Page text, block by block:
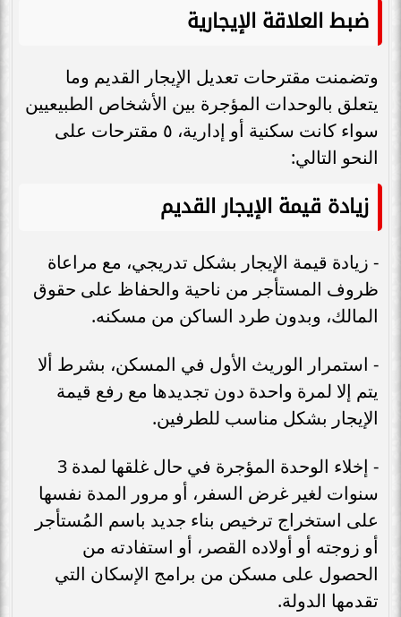
ضبط العلاقة الإيجارية
وتضمنت مقترحات تعديل الإيجار القديم وما
يتعلق بالوحدات المؤجرة بين الأشخاص الطبيعيين
سواء كانت سكنية أو إدارية، ٥ مقترحات على
النحو التالي:
زيادة قيمة الإيجار القديم
- زيادة قيمة الإيجار بشكل تدريجي، مع مراعاة
ظروف المستأجر من ناحية والحفاظ على حقوق
المالك، وبدون طرد الساكن من مسكنه.
- استمرار الوريث الأول في المسكن، بشرط ألا
يتم إلا لمرة واحدة دون تجديدها مع رفع قيمة
الإيجار بشكل مناسب للطرفين.
- إخلاء الوحدة المؤجرة في حال غلقها لمدة 3
سنوات لغير غرض السفر، أو مرور المدة نفسها
على استخراج ترخيص بناء جديد باسم المُستأجر
أو زوجته أو أولاده القصر، أو استفادته من
الحصول على مسكن من برامج الإسكان التي
تقدمها الدولة.